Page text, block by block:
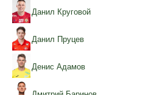
Данил Круговой
Данил Пруцев
Денис Адамов